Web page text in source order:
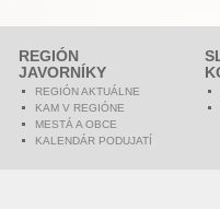
REGIÓN
JAVORNÍKY
REGIÓN AKTUÁLNE
KAM V REGIÓNE
MESTÁ A OBCE
KALENDÁR PODUJATÍ